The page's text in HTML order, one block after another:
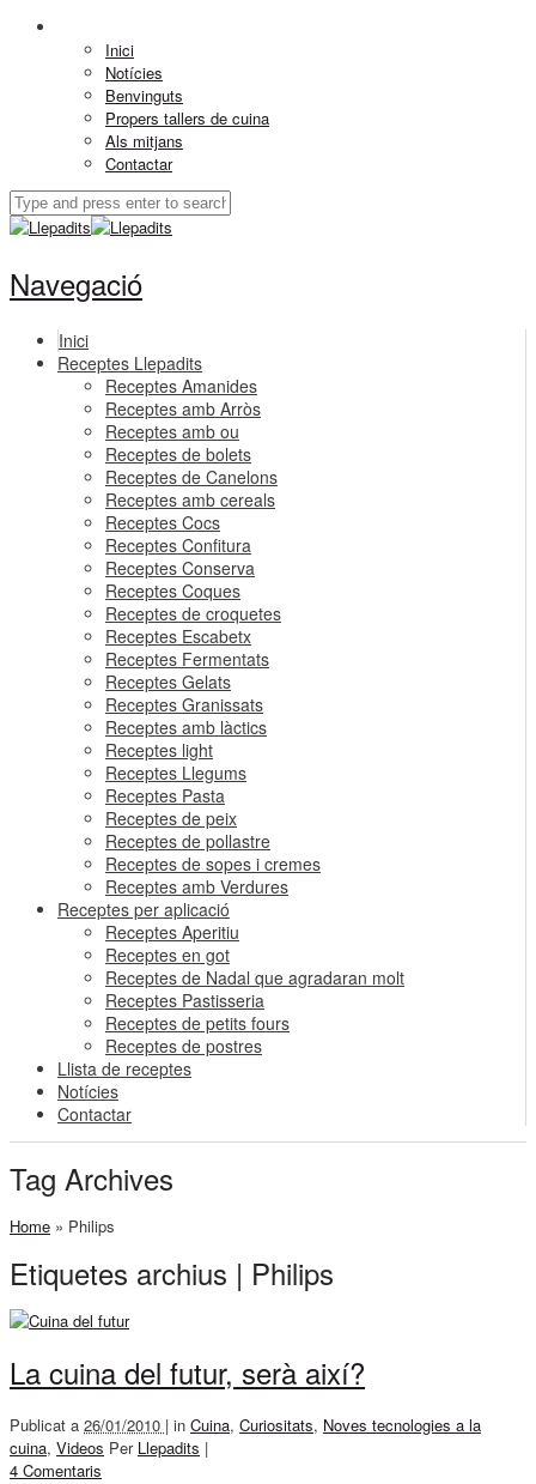
Inici
Notícies
Benvinguts
Propers tallers de cuina
Als mitjans
Contactar
Navegació
Inici
Receptes Llepadits
Receptes Amanides
Receptes amb Arròs
Receptes amb ou
Receptes de bolets
Receptes de Canelons
Receptes amb cereals
Receptes Cocs
Receptes Confitura
Receptes Conserva
Receptes Coques
Receptes de croquetes
Receptes Escabetx
Receptes Fermentats
Receptes Gelats
Receptes Granissats
Receptes amb làctics
Receptes light
Receptes Llegums
Receptes Pasta
Receptes de peix
Receptes de pollastre
Receptes de sopes i cremes
Receptes amb Verdures
Receptes per aplicació
Receptes Aperitiu
Receptes en got
Receptes de Nadal que agradaran molt
Receptes Pastisseria
Receptes de petits fours
Receptes de postres
Llista de receptes
Notícies
Contactar
Tag Archives
Home » Philips
Etiquetes archius | Philips
La cuina del futur, serà així?
Publicat a 26/01/2010 | in Cuina, Curiositats, Noves tecnologies a la
cuina, Videos Per Llepadits |
4 Comentaris